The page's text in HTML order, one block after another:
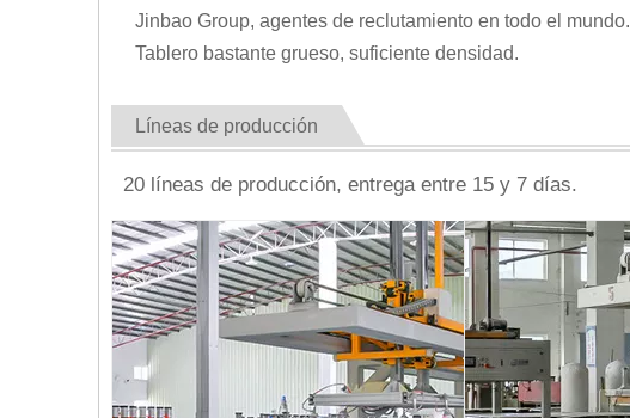
Jinbao Group, agentes de reclutamiento en todo el mundo.
Tablero bastante grueso, suficiente densidad.
Líneas de producción
20 líneas de producción, entrega entre 15 y 7 días.